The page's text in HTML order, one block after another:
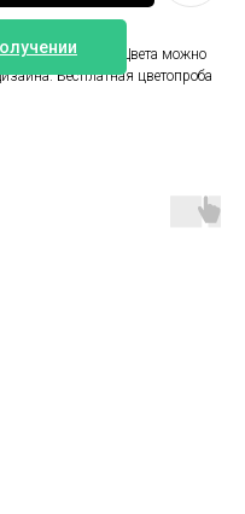
быть любой. Цвета можно
Бесплатная цветопроба